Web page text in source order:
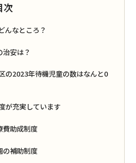
次
んなところ？
治安は？
の2023年待機児童の数はなんと0
が充実しています
費助成制度
の補助制度